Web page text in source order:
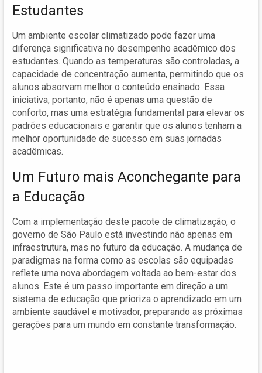
Estudantes
Um ambiente escolar climatizado pode fazer uma
diferença significativa no desempenho acadêmico dos
estudantes. Quando as temperaturas são controladas, a
capacidade de concentração aumenta, permitindo que os
alunos absorvam melhor o conteúdo ensinado. Essa
iniciativa, portanto, não é apenas uma questão de
conforto, mas uma estratégia fundamental para elevar os
padrões educacionais e garantir que os alunos tenham a
melhor oportunidade de sucesso em suas jornadas
acadêmicas.
Um Futuro mais Aconchegante para
a Educação
Com a implementação deste pacote de climatização, o
governo de São Paulo está investindo não apenas em
infraestrutura, mas no futuro da educação. A mudança de
paradigmas na forma como as escolas são equipadas
reflete uma nova abordagem voltada ao bem-estar dos
alunos. Este é um passo importante em direção a um
sistema de educação que prioriza o aprendizado em um
ambiente saudável e motivador, preparando as próximas
gerações para um mundo em constante transformação.